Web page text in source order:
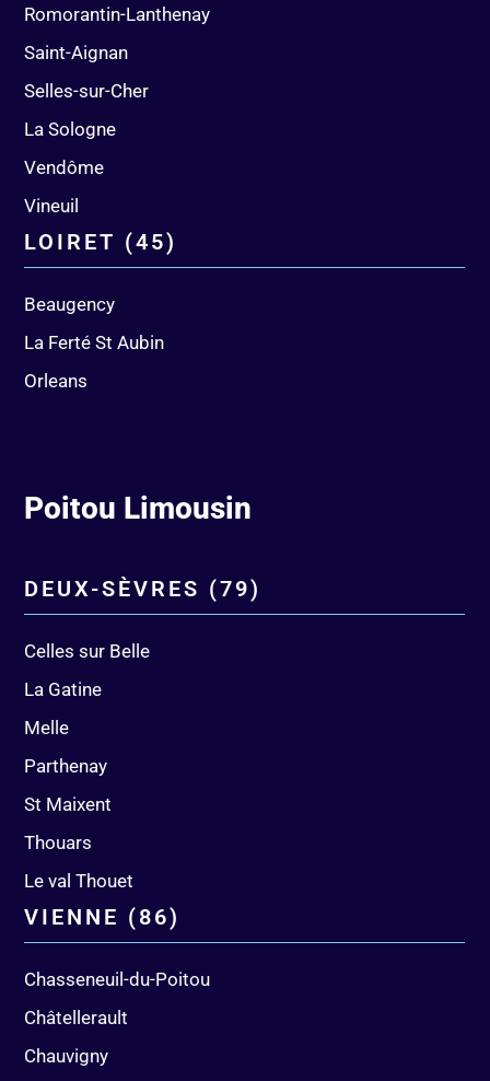
Romorantin-Lanthenay
Saint-Aignan
Selles-sur-Cher
La Sologne
Vendôme
Vineuil
LOIRET (45)
Beaugency
La Ferté St Aubin
Orleans
Poitou Limousin
DEUX-SÈVRES (79)
Celles sur Belle
La Gatine
Melle
Parthenay
St Maixent
Thouars
Le val Thouet
VIENNE (86)
Chasseneuil-du-Poitou
Châtellerault
Chauvigny